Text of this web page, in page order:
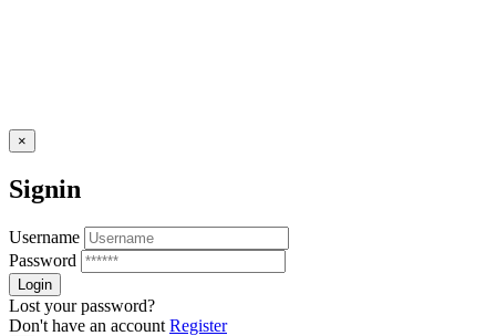
×
Signin
Username
Password
Lost your password?
Don't have an account Register